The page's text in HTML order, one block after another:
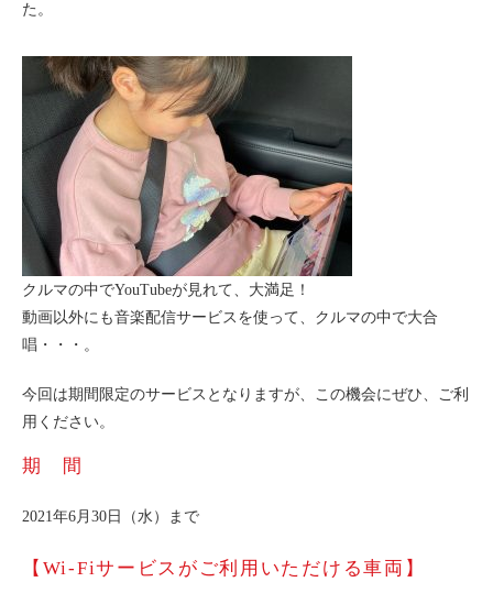
ご入会はこちら 会員ログイン
保険補償内容 個人情報の取扱い
環境への取組み 貸渡約款
ご利用の手引き 特定商取引について
サイトマップ
た。
クルマの中でYouTubeが見れて、大満足！
動画以外にも音楽配信サービスを使って、クルマの中で大合
唱・・・。
今回は期間限定のサービスとなりますが、この機会にぜひ、ご利
用ください。
期 間
2021年6月30日（水）まで
【Wi-Fiサービスがご利用いただける車両】